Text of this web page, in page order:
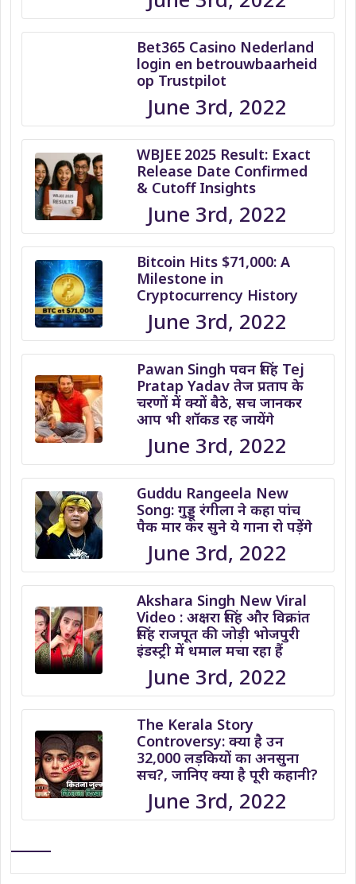
Bet365 Casino Nederland
login en betrouwbaarheid
op Trustpilot
June 3rd, 2022
WBJEE 2025 Result: Exact
Release Date Confirmed
& Cutoff Insights
June 3rd, 2022
Bitcoin Hits $71,000: A
Milestone in
Cryptocurrency History
June 3rd, 2022
Pawan Singh पवन सिंह Tej
Pratap Yadav तेज प्रताप के
चरणों में क्यों बैठे, सच जानकर
आप भी शॉकड रह जायेंगे
June 3rd, 2022
Guddu Rangeela New
Song: गुड्डू रंगीला ने कहा पांच
पैक मार कर सुने ये गाना रो पड़ेंगे
June 3rd, 2022
Akshara Singh New Viral
Video : अक्षरा सिंह और विक्रांत
सिंह राजपूत की जोड़ी भोजपुरी
इंडस्ट्री में धमाल मचा रहा हैं
June 3rd, 2022
The Kerala Story
Controversy: क्या है उन
32,000 लड़कियों का अनसुना
सच?, जानिए क्या है पूरी कहानी?
June 3rd, 2022